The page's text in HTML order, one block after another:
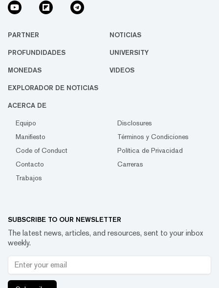
PARTNER NOTICIAS
PROFUNDIDADES UNIVERSITY
MONEDAS VIDEOS
EXPLORADOR DE NOTICIAS
ACERCA DE
Equipo
Disclosures
Manifiesto
Términos y Condiciones
Code of Conduct
Política de Privacidad
Contacto
Carreras
Trabajos
SUBSCRIBE TO OUR NEWSLETTER
The latest news, articles, and resources, sent to your inbox
weekly.